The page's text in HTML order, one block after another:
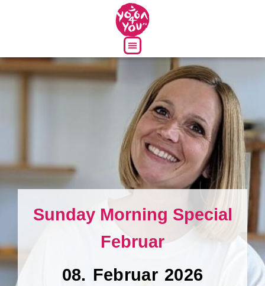
Sunday Morning Special
Februar
08. Februar 2026